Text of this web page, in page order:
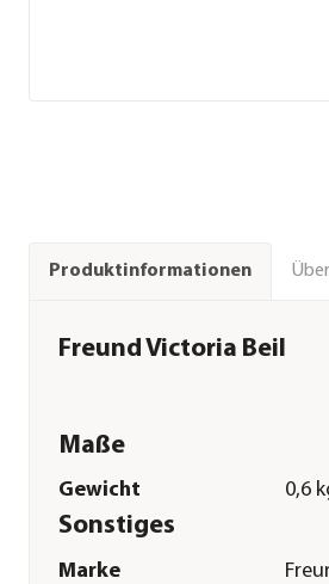
Produktinformationen
Freund Victoria Beil
Maße
Gewicht 0,6
Sonstiges
Marke